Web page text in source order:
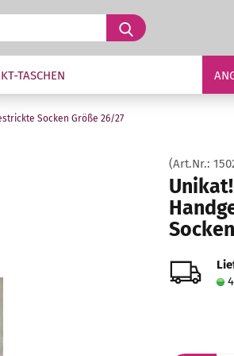
Suche...
TASCHEN
Socken Größe 26/27
(Art.Nr.:
Unikat!